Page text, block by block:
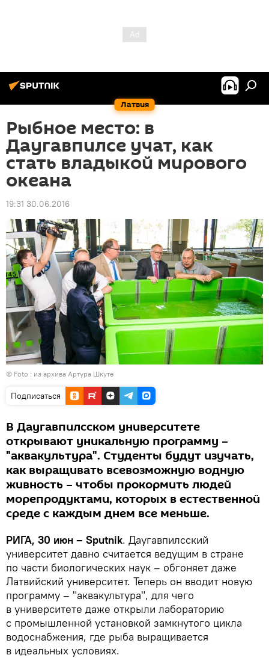
Латвия
Рыбное место: в
Даугавпилсе учат, как
стать владыкой мирового
океана
19:31 30.06.2016
© Foto : из архива Артура Шкуте
Подписаться
В Даугавпилсском университете
открывают уникальную программу –
"аквакультура". Студенты будут изучать,
как выращивать всевозможную водную
живность – чтобы прокормить людей
морепродуктами, которых в естественной
среде с каждым днем все меньше.
РИГА, 30 июн – Sputnik. Даугавпилсский
университет давно считается ведущим в стране
по части биологических наук – обгоняет даже
Латвийский университет. Теперь он вводит новую
программу – "аквакультура", для чего
в университете даже открыли лабораторию
с промышленной установкой замкнутого цикла
водоснабжения, где рыба выращивается
в идеальных условиях.